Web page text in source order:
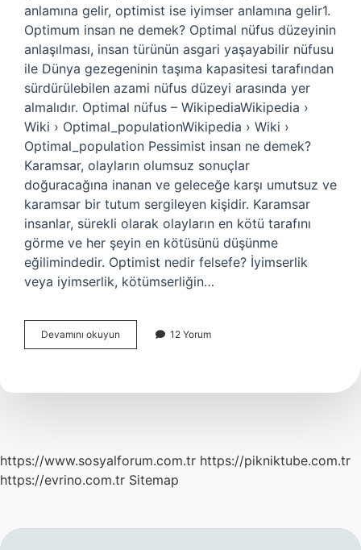
anlamına gelir, optimist ise iyimser anlamına gelir1.
Optimum insan ne demek? Optimal nüfus düzeyinin
anlaşılması, insan türünün asgari yaşayabilir nüfusu
ile Dünya gezegeninin taşıma kapasitesi tarafından
sürdürülebilen azami nüfus düzeyi arasında yer
almalıdır. Optimal nüfus – WikipediaWikipedia ›
Wiki › Optimal_populationWikipedia › Wiki ›
Optimal_population Pessimist insan ne demek?
Karamsar, olayların olumsuz sonuçlar
doğuracağına inanan ve geleceğe karşı umutsuz ve
karamsar bir tutum sergileyen kişidir. Karamsar
insanlar, sürekli olarak olayların en kötü tarafını
görme ve her şeyin en kötüsünü düşünme
eğilimindedir. Optimist nedir felsefe? İyimserlik
veya iyimserlik, kötümserliğin…
Devamını okuyun Optimist
Insan
12 Yorum
https://www.sosyalforum.com.tr https://pikniktube.com.tr
https://evrino.com.tr Sitemap